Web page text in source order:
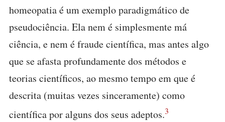
homeopatia é um exemplo paradigmático de
pseudociência. Ela nem é simplesmente má
ciência, e nem é fraude científica, mas antes algo
que se afasta profundamente dos métodos e
teorias científicos, ao mesmo tempo em que é
descrita (muitas vezes sinceramente) como
científica por alguns dos seus adeptos.3